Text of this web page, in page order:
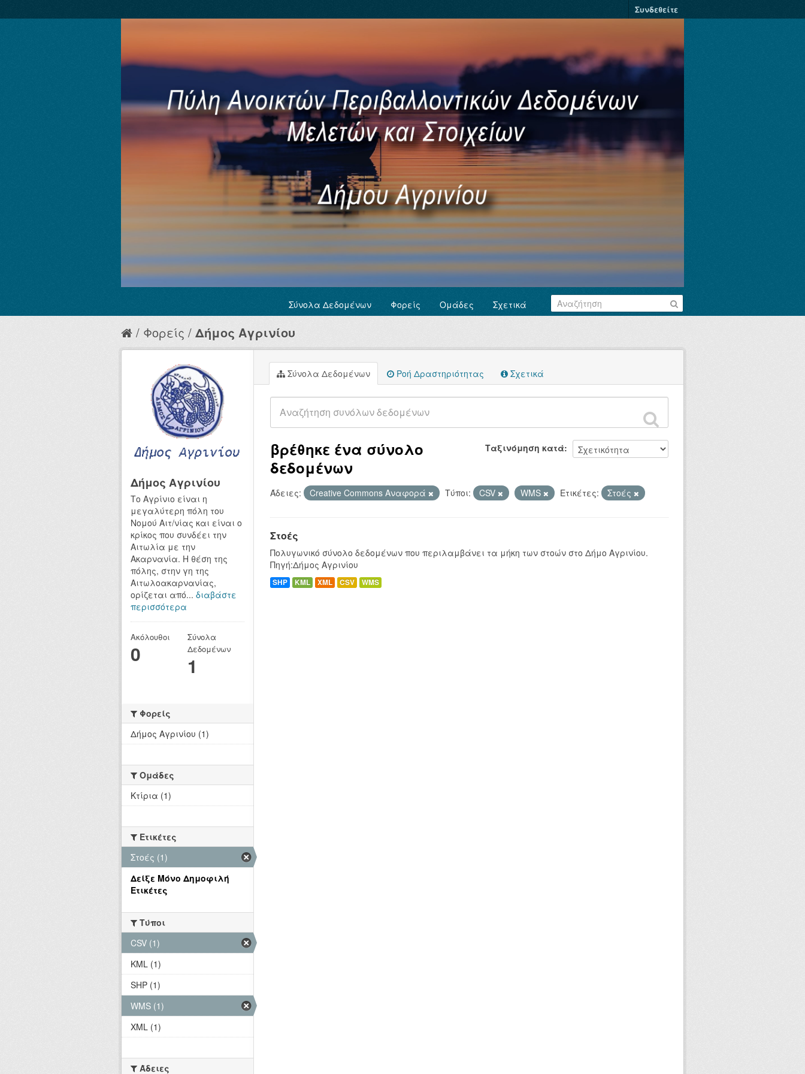
Συνδεθείτε
Σύνολα Δεδομένων Φορείς Ομάδες Σχετικά
Φορείς Δήμος Αγρινίου
Σύνολα Δεδομένων Ροή Δραστηριότητας Σχετικά
Ταξινόμηση κατά
βρέθηκε ένα σύνολο
δεδομένων
Άδειες: Creative Commons Αναφορά Τύποι: CSV WMS Ετικέτες: Στοές
Στοές
Πολυγωνικό σύνολο δεδομένων που περιλαμβάνει τα μήκη των στοών στο Δήμο Αγρινίου.
Πηγή:Δήμος Αγρινίου
SHP KML XML CSV WMS
Δήμος Αγρινίου
Το Αγρίνιο είναι η
μεγαλύτερη πόλη του
Νομού Αιτ/νίας και είναι ο
κρίκος που συνδέει την
Αιτωλία με την
Ακαρνανία. Η θέση της
πόλης, στην γη της
Αιτωλοακαρνανίας,
ορίζεται από... διαβάστε
περισσότερα
Ακόλουθοι
0
Σύνολα
Δεδομένων
1
Φορείς
Δήμος Αγρινίου (1)
Ομάδες
Κτίρια (1)
Ετικέτες
Στοές (1)
Δείξε Μόνο Δημοφιλή
Ετικέτες
Τύποι
CSV (1)
KML (1)
SHP (1)
WMS (1)
XML (1)
Άδειες